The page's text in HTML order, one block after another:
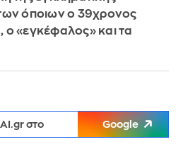
όποιων ο 39χρονος
ο «εγκέφαλος» και τα
στο Google